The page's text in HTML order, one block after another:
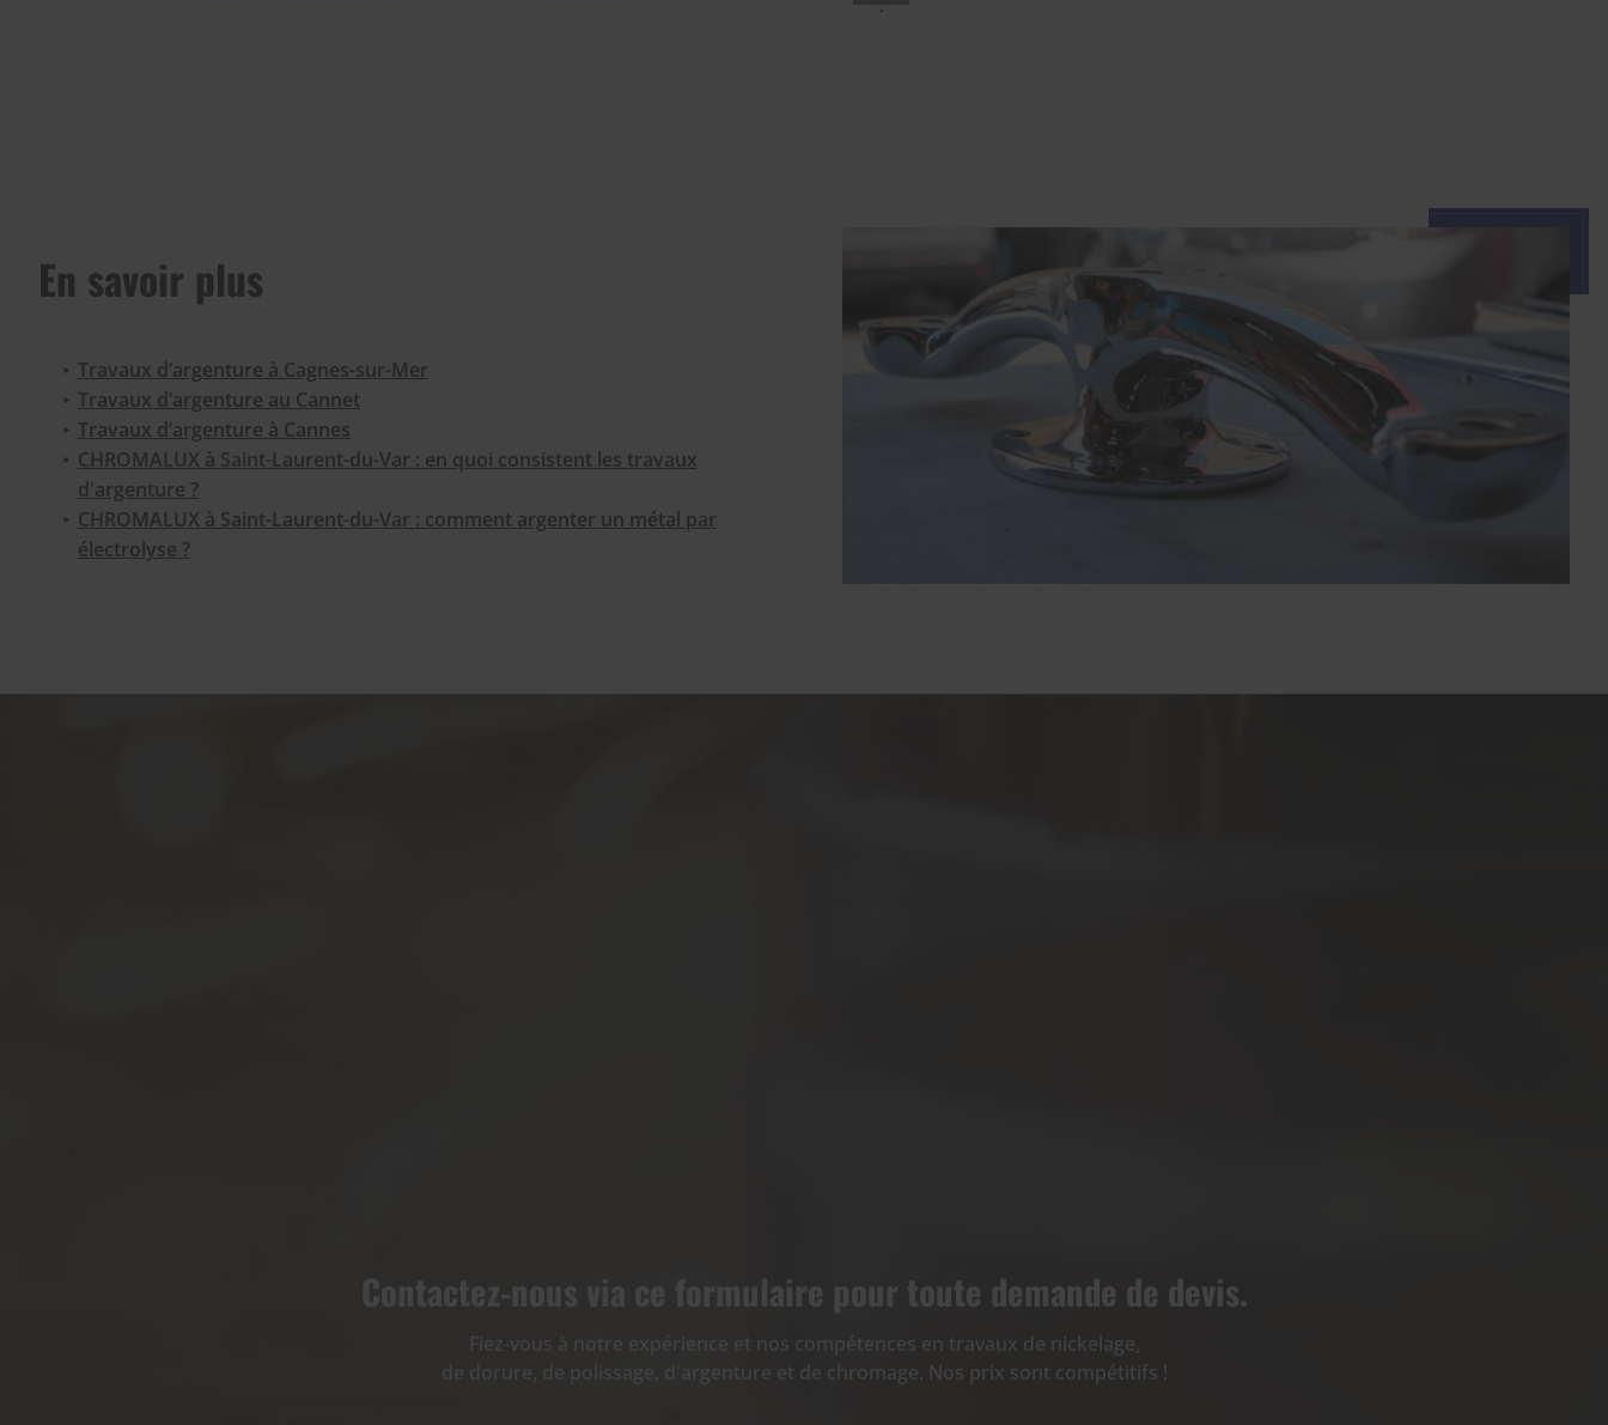
En savoir plus
Travaux d’argenture à Cagnes-sur-Mer
Travaux d’argenture au Cannet
Travaux d’argenture à Cannes
CHROMALUX à Saint-Laurent-du-Var : en quoi consistent les travaux
d'argenture ?
CHROMALUX à Saint-Laurent-du-Var : comment argenter un métal par
électrolyse ?
Contactez-nous via ce formulaire pour toute demande de devis.
Fiez-vous à notre expérience et nos compétences en travaux de nickelage,
de dorure, de polissage, d'argenture et de chromage. Nos prix sont compétitifs !